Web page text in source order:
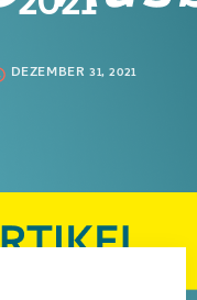
DEZEMBER 31, 2021